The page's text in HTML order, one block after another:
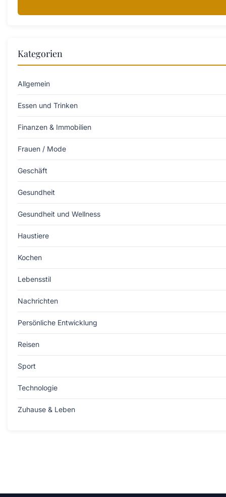
Kategorien
Allgemein
Essen und Trinken
Finanzen & Immobilien
Frauen / Mode
Geschäft
Gesundheit
Gesundheit und Wellness
Haustiere
Kochen
Lebensstil
Nachrichten
Persönliche Entwicklung
Reisen
Sport
Technologie
Zuhause & Leben